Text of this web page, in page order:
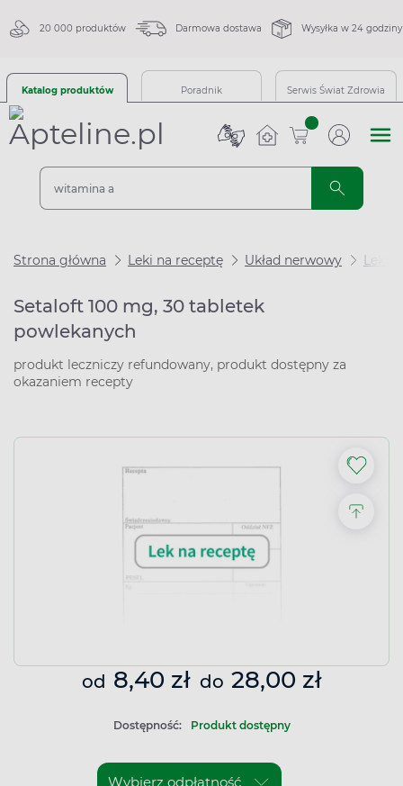
20 000 produktów Darmowa dostawa Wysyłka w 24 godziny
Katalog produktów Poradnik Serwis Świat Zdrowia
sztuk
Strona główna Leki na receptę Układ nerwowy Leki
Setaloft 100 mg, 30 tabletek
powlekanych
produkt leczniczy refundowany, produkt dostępny za
okazaniem recepty
od 8,40 zł do 28,00 zł
Dostępność: Produkt dostępny